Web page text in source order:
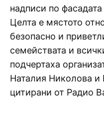
надписи по
Целта е мястото
безопасно и
семействата и
подчертаха
Наталия Николова и
цитирани от Радио